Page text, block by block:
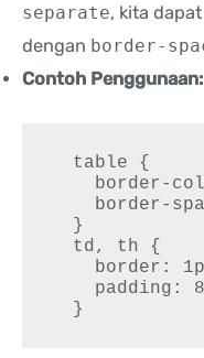
separate, kita
dengan border-
Contoh Penggunaan:
  }